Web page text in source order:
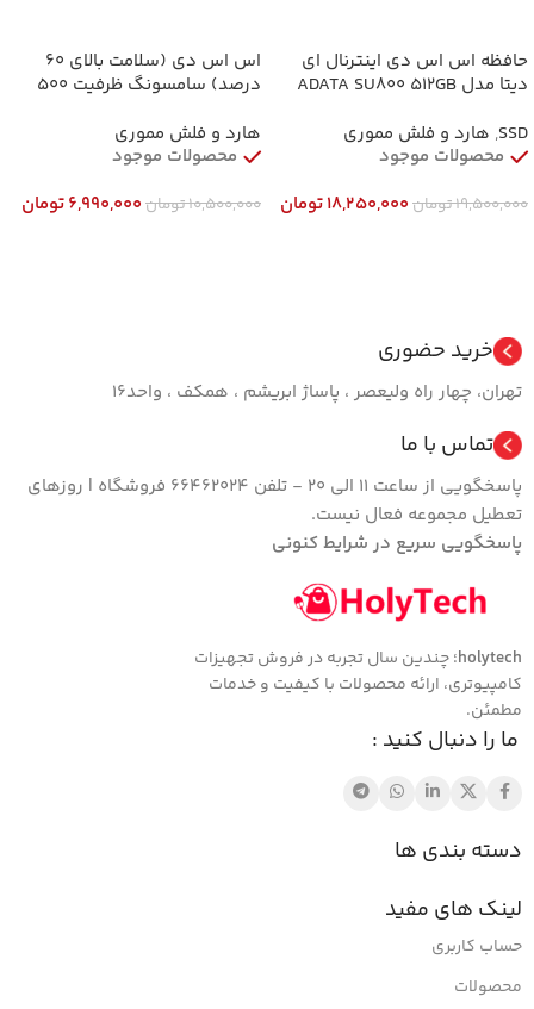
حافظه اس اس دی اینترنال ای
دیتا مدل ADATA SU800 512GB
SSD
, هارد و فلش مموری
محصولات موجود
19,500,000تومان18,250,000تومان
اس اس دی (سلامت بالای 60
درصد) سامسونگ ظرفیت 500
500GB استوک
هارد و فلش مموری
محصولات موجود
10,500,000تومان6,990,000تومان
خرید حضوری
تهران، چهار راه ولیعصر ، پاساژ ابریشم ، همکف ، واحد16
تماس با ما
پاسخگویی از ساعت 11 الی 20 - تلفن 66462024 فروشگاه | روزهای
تعطیل مجموعه فعال نیست.
پاسخگویی سریع در شرایط کنونی
holytech؛ چندین سال تجربه در فروش تجهیزات
کامپیوتری، ارائه محصولات با کیفیت و خدمات
مطمئن.
ما را دنبال کنید :
دسته بندی ها
لینک های مفید
حساب کاربری
محصولات